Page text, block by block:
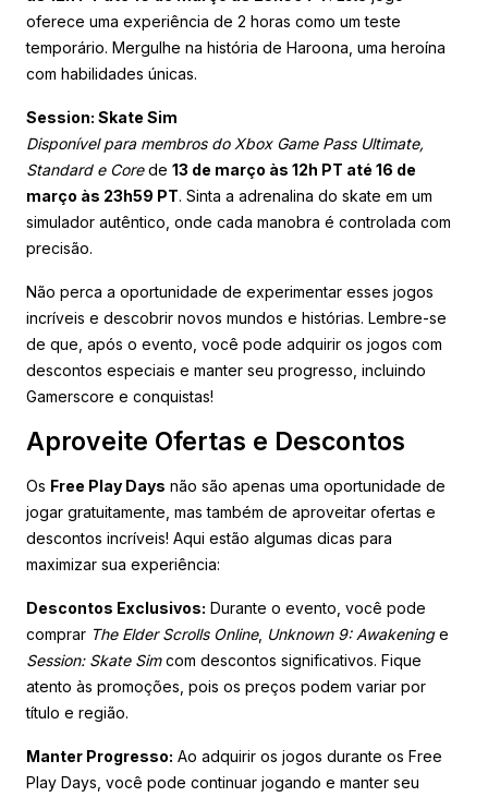
oferece uma experiência de 2 horas como um teste
temporário. Mergulhe na história de Haroona, uma heroína
com habilidades únicas.
Session: Skate Sim
Disponível para membros do Xbox Game Pass Ultimate,
Standard e Corede 13 de março às 12h PT até 16 de
março às 23h59 PT. Sinta a adrenalina do skate em um
simulador autêntico, onde cada manobra é controlada com
precisão.
Não perca a oportunidade de experimentar esses jogos
incríveis e descobrir novos mundos e histórias. Lembre-se
de que, após o evento, você pode adquirir os jogos com
descontos especiais e manter seu progresso, incluindo
Gamerscore e conquistas!
Aproveite Ofertas e Descontos
Os Free Play Days não são apenas uma oportunidade de
jogar gratuitamente, mas também de aproveitar ofertas e
descontos incríveis! Aqui estão algumas dicas para
maximizar sua experiência:
Descontos Exclusivos: Durante o evento, você pode
comprar The Elder Scrolls Online, Unknown 9: Awakeninge
Session: Skate Simcom descontos significativos. Fique
atento às promoções, pois os preços podem variar por
título e região.
Manter Progresso: Ao adquirir os jogos durante os Free
Play Days, você pode continuar jogando e manter seu